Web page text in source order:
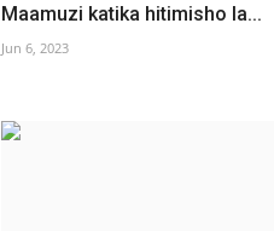
Maamuzi katika hitimisho la...
Jun 6, 2023